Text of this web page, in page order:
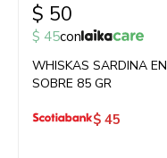
$ 50
$ 45con
WHISKAS SARDINA EN
SOBRE 85 GR
$ 45